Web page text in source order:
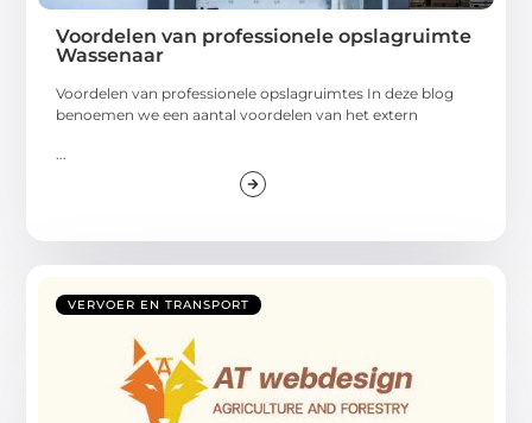
Voordelen van professionele opslagruimte
Wassenaar
Voordelen van professionele opslagruimtes In deze blog
benoemen we een aantal voordelen van het extern
VERVOER EN TRANSPORT